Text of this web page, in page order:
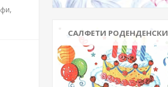
САЛФЕТИ РОДЕНДЕНСКИ